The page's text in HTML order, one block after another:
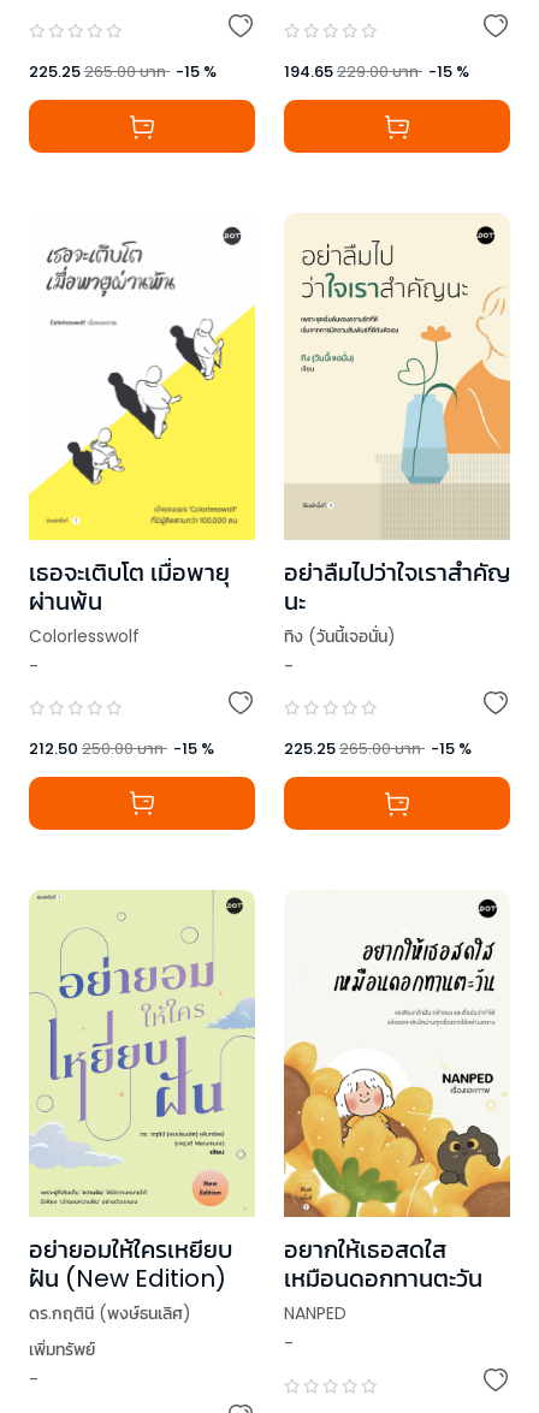
225.25265.00บาท -15 % 194.65229.00บาท -15 %
เธอจะเติบโต เมื่อพายุ
ผ่านพ้น
Colorlesswolf
-
212.50 250.00บาท -15 %
อย่าลืมไปว่าใจเราสำคัญ
นะ
ทิง (วันนี้เจอนั่น)
-
225.25265.00บาท -15 %
อย่ายอมให้ใครเหยียบ
ฝัน (New Edition)
ดร.กฤตินี (พงษ์ธนเลิศ)
เพิ่มทรัพย์
-
อยากให้เธอสดใส
เหมือนดอกทานตะวัน
NANPED
-